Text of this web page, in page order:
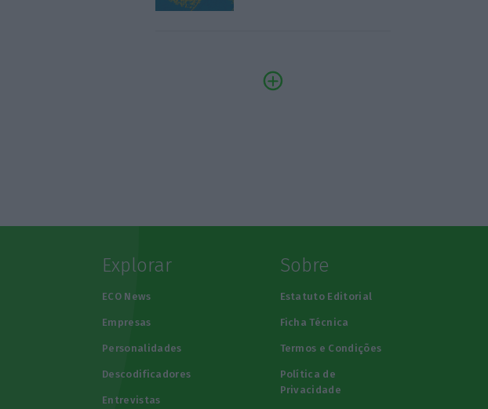
Explorar
ECO News
Empresas
Personalidades
Descodificadores
Entrevistas
Sobre
Estatuto Editorial
Ficha Técnica
Termos e Condições
Política de
Privacidade